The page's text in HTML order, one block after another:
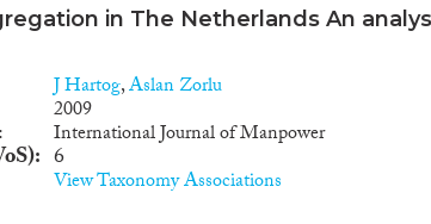
in The Netherlands An
J Hartog,Aslan Zorlu
2009
International Journal of Manpower
6
View Taxonomy Associations